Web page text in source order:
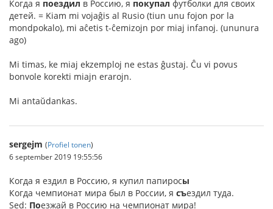
Когда я поездил в Россию, я покупал футболки для своих
детей. = Kiam mi vojaĝis al Rusio (tiun unu fojon por la
mondpokalo), mi aĉetis t-ĉemizojn por miaj infanoj. (ununura
ago)
Mi timas, ke miaj ekzemploj ne estas ĝustaj. Ĉu vi povus
bonvole korekti miajn erarojn.
Mi antaŭdankas.
sergejm (Profiel tonen)
6 september 2019 19:55:56
Когда я ездил в Россию, я купил папиросы
Когда чемпионат мира был в России, я съездил туда.
Sed: Поезжай в Россию на чемпионат мира!